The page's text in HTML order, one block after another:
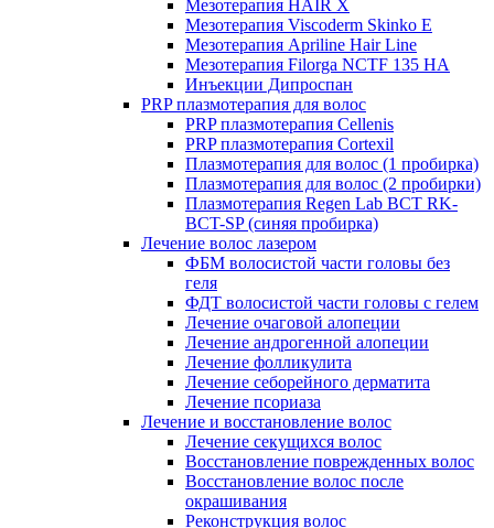
Мезотерапия HAIR X
Мезотерапия Viscoderm Skinko E
Мезотерапия Apriline Hair Line
Мезотерапия Filorga NCTF 135 HA
Инъекции Дипроспан
PRP плазмотерапия для волос
PRP плазмотерапия Cellenis
PRP плазмотерапия Cortexil
Плазмотерапия для волос (1 пробирка)
Плазмотерапия для волос (2 пробирки)
Плазмотерапия Regen Lab BCT RK-
BCT-SP (синяя пробирка)
Лечение волос лазером
ФБМ волосистой части головы без
геля
ФДТ волосистой части головы с гелем
Лечение очаговой алопеции
Лечение андрогенной алопеции
Лечение фолликулита
Лечение себорейного дерматита
Лечение псориаза
Лечение и восстановление волос
Лечение секущихся волос
Восстановление поврежденных волос
Восстановление волос после
окрашивания
Реконструкция волос